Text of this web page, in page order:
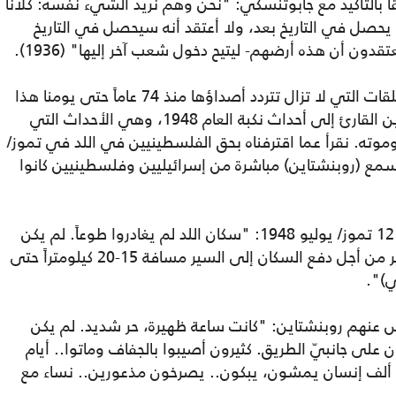
في التاريخ بعد، ولا أعتقد أنه سيحصل في التاريخ
أن هذه أرضهم- ليتيح دخول شعب آخر إليها" (1936).
كتب كنفاني عن "الطلقات البعيدة"، تلك الطلقات التي لا تزال تتردد أصداؤها منذ 74 عاماً حتى يومنا هذا
وستتردد في المستقبل أيضا. يعيد روبنشتاين القارئ إلى أحداث نكبة العام 1948، وهي الأحداث التي
نقرأ عما اقترفناه بحق الفلسطينيين في اللد في تموز/
سمع (روبنشتاين) مباشرة من إسرائيليين وفلسطينيين كانوا
هذا ما يقوله أحد الإسرائيليين عما حدث يوم 12 تموز/ يوليو 1948: "سكان اللد لم يغادروا طوعاً. لم يكن
بالإمكان تجنب استخدام القوة وطلقات التحذير من أجل دفع السكان إلى السير مسافة 15-20 كيلومتراً حتى
عنهم روبنشتاين: "كانت ساعة ظهيرة، حر شديد. لم يكن
جانبيّ الطريق. كثيرون أصيبوا بالجفاف وماتوا.. أيام
الرعب في اللد لم تفارقني طوال حياتي.. 30 ألف إنسان يمشون، يبكون.. يصرخون مذعورين.. نساء مع